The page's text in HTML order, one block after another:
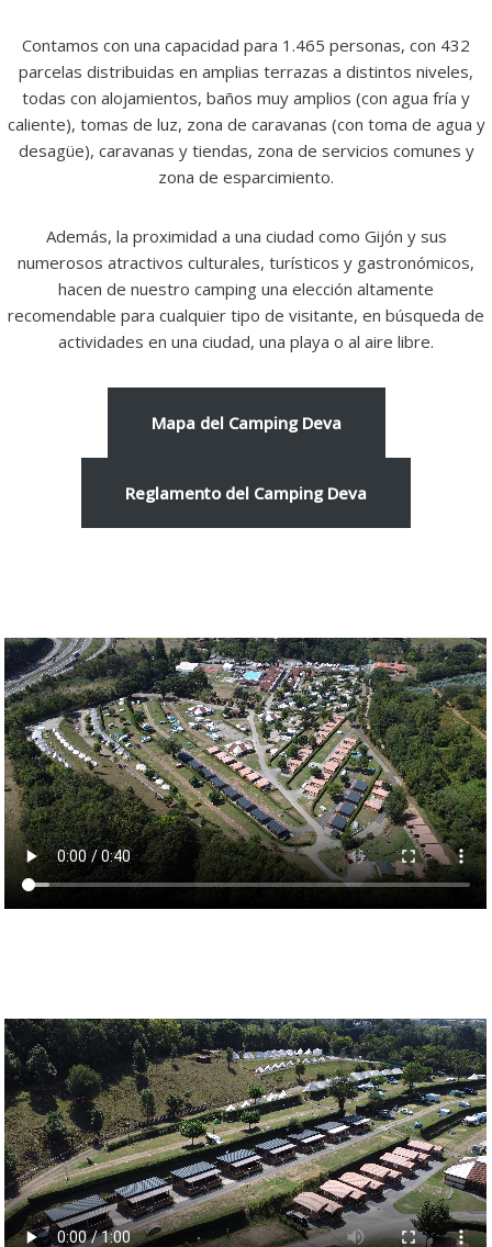
Contamos con una capacidad para 1.465 personas, con 432
parcelas distribuidas en amplias terrazas a distintos niveles,
todas con alojamientos, baños muy amplios (con agua fría y
caliente), tomas de luz, zona de caravanas (con toma de agua y
desagüe), caravanas y tiendas, zona de servicios comunes y
zona de esparcimiento.
Además, la proximidad a una ciudad como Gijón y sus
numerosos atractivos culturales, turísticos y gastronómicos,
hacen de nuestro camping una elección altamente
recomendable para cualquier tipo de visitante, en búsqueda de
actividades en una ciudad, una playa o al aire libre.
Mapa del Camping Deva
Reglamento del Camping Deva